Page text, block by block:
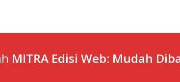
MITRA Edisi Web: Mudah